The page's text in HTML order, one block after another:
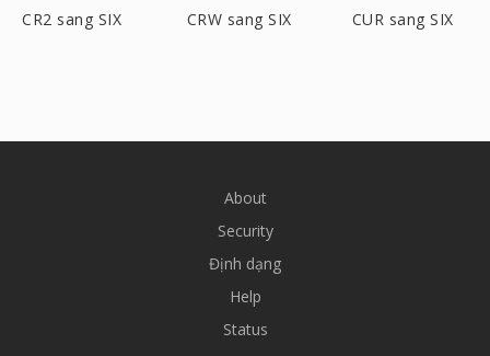
CR2 sang SIX CRW sang SIX CUR sang SIX
About
Security
Định dạng
Help
Status